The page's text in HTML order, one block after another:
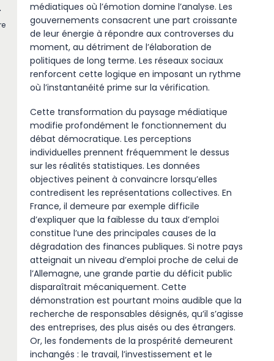
médiatiques où l’émotion domine l’analyse. Les
gouvernements consacrent une part croissante
de leur énergie à répondre aux controverses du
moment, au détriment de l’élaboration de
politiques de long terme. Les réseaux sociaux
renforcent cette logique en imposant un rythme
où l’instantanéité prime sur la vérification.
Cette transformation du paysage médiatique
modifie profondément le fonctionnement du
débat démocratique. Les perceptions
individuelles prennent fréquemment le dessus
sur les réalités statistiques. Les données
objectives peinent à convaincre lorsqu’elles
contredisent les représentations collectives. En
France, il demeure par exemple difficile
d’expliquer que la faiblesse du taux d’emploi
constitue l’une des principales causes de la
dégradation des finances publiques. Si notre pays
atteignait un niveau d’emploi proche de celui de
l’Allemagne, une grande partie du déficit public
disparaîtrait mécaniquement. Cette
démonstration est pourtant moins audible que la
recherche de responsables désignés, qu’il s’agisse
des entreprises, des plus aisés ou des étrangers.
Or, les fondements de la prospérité demeurent
inchangés : le travail, l’investissement et le